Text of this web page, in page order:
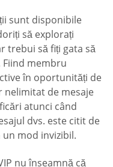
sunt disponibile
să explorați
trebui să fiți gata să
membru
în oportunități de
de mesaje
atunci când
dvs. este citit de
mod invizibil.
nu înseamnă că